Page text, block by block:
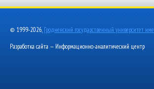
© 1999-2026, Гродненский государственный университет
Разработка сайта — Информационно-аналитический центр